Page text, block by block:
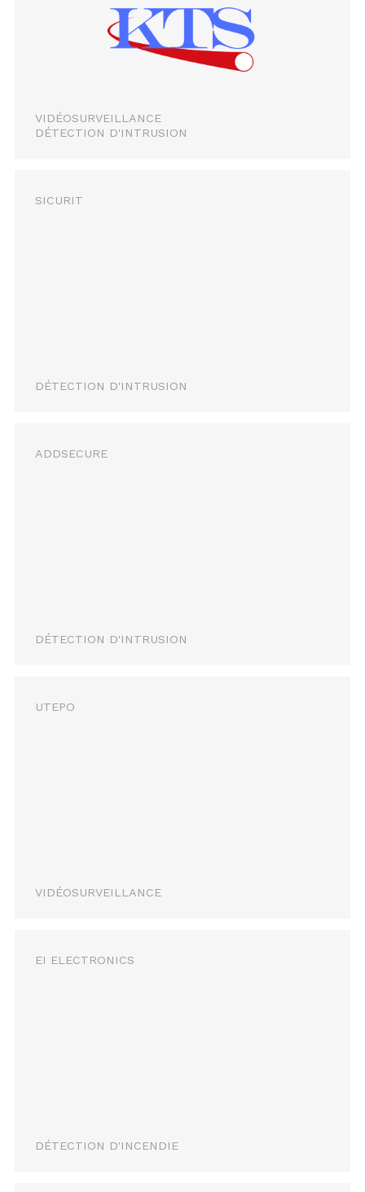
VIDÉOSURVEILLANCE
DÉTECTION D'INTRUSION
SICURIT
DÉTECTION D'INTRUSION
ADDSECURE
DÉTECTION D'INTRUSION
UTEPO
VIDÉOSURVEILLANCE
EI ELECTRONICS
DÉTECTION D'INCENDIE